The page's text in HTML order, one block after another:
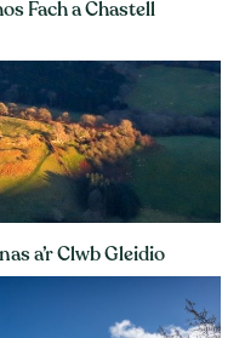
Fach a Chastell
a’r Clwb Gleidio